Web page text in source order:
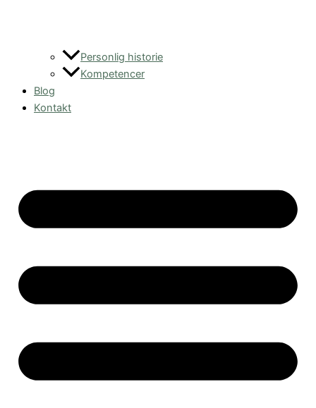
Personlig historie
Kompetencer
Blog
Kontakt